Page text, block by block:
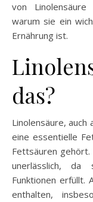
von
warum sie ein
Ernährung ist.
das?
Linolensäure, auch
eine essentielle
Fettsäuren
unerlässlich, da
Funktionen erfüllt.
enthalten,